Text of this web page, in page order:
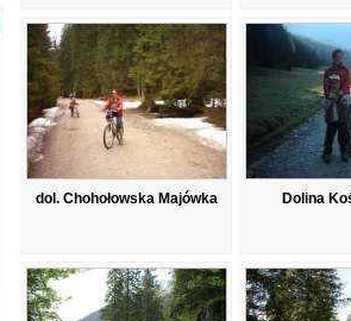
dol. Chohołowska Majówka Dolina